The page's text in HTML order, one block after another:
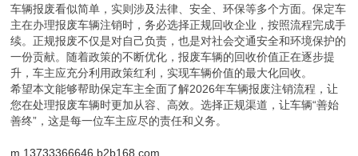
车辆报废看似简单，实则涉及法律、安全、环保等多个方面。保定车
主在办理报废车辆注销时，务必选择正规回收企业，按照流程完成手
续。正规报废不仅是对自己负责，也是对社会交通安全和环境保护的
一份贡献。随着政策的不断优化，报废车辆的回收价值正在逐步提
升，车主应充分利用政策红利，实现车辆价值的最大化回收。
希望本文能够帮助保定车主全面了解2026年车辆报废注销流程，让
您在处理报废车辆时更加从容、高效。选择正规渠道，让车辆“善始
善终”，这是每一位车主应尽的责任和义务。
m.13733366646.b2b168.com